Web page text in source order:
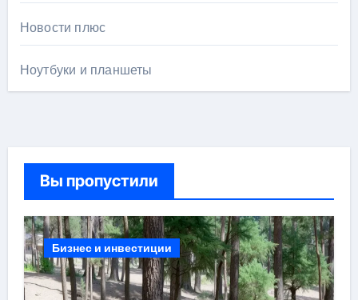
Новости плюс
Ноутбуки и планшеты
Вы пропустили
Бизнес и инвестиции